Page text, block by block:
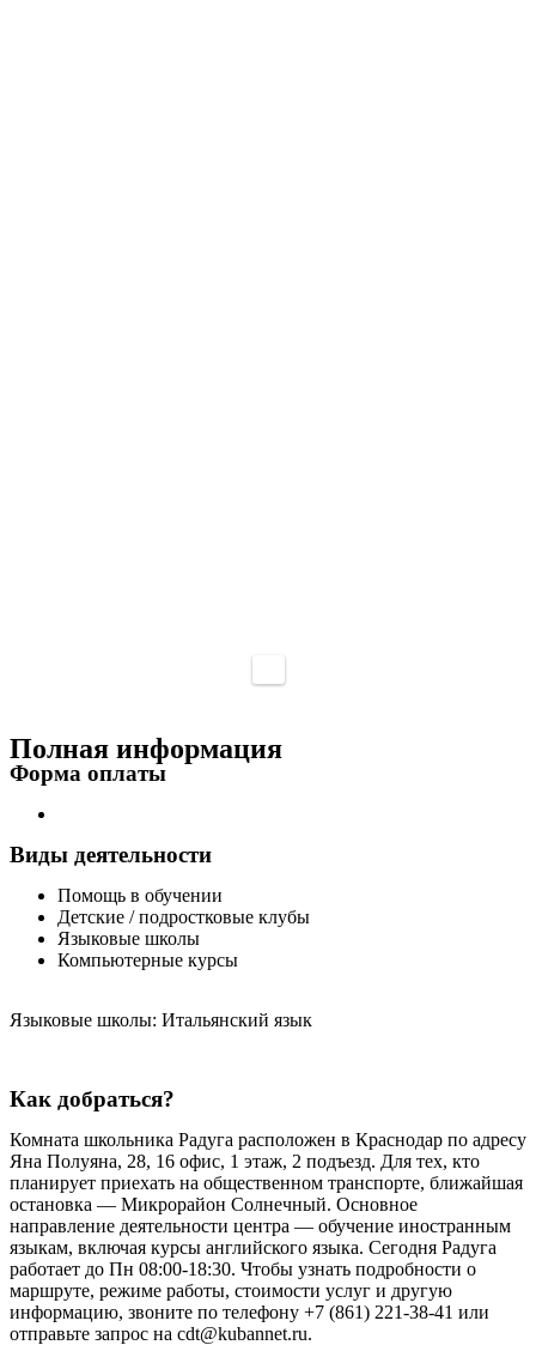
Полная информация
Форма оплаты
Виды деятельности
Помощь в обучении
Детские / подростковые клубы
Языковые школы
Компьютерные курсы
Языковые школы: Итальянский язык
Как добраться?
Комната школьника Радуга расположен в Краснодар по адресу
Яна Полуяна, 28, 16 офис, 1 этаж, 2 подъезд. Для тех, кто
планирует приехать на общественном транспорте, ближайшая
остановка — Микрорайон Солнечный. Основное
направление деятельности центра — обучение иностранным
языкам, включая курсы английского языка. Сегодня Радуга
работает до Пн 08:00-18:30. Чтобы узнать подробности о
маршруте, режиме работы, стоимости услуг и другую
информацию, звоните по телефону +7 (861) 221-38-41 или
отправьте запрос на cdt@kubannet.ru.